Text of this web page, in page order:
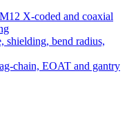
X-coded and coaxial
shielding, bend radius,
chain, EOAT and gantry